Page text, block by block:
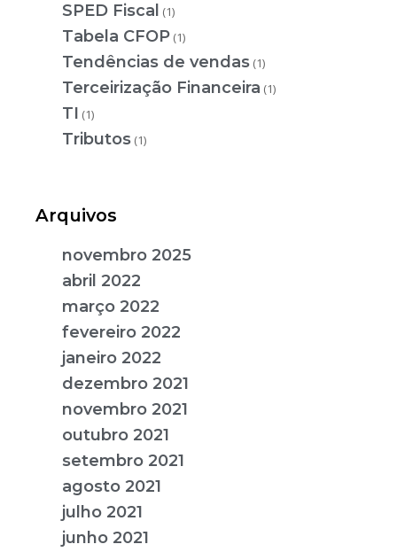
SPED Fiscal (1)
Tabela CFOP (1)
Tendências de vendas (1)
Terceirização Financeira (1)
TI (1)
Tributos (1)
Arquivos
novembro 2025
abril 2022
março 2022
fevereiro 2022
janeiro 2022
dezembro 2021
novembro 2021
outubro 2021
setembro 2021
agosto 2021
julho 2021
junho 2021